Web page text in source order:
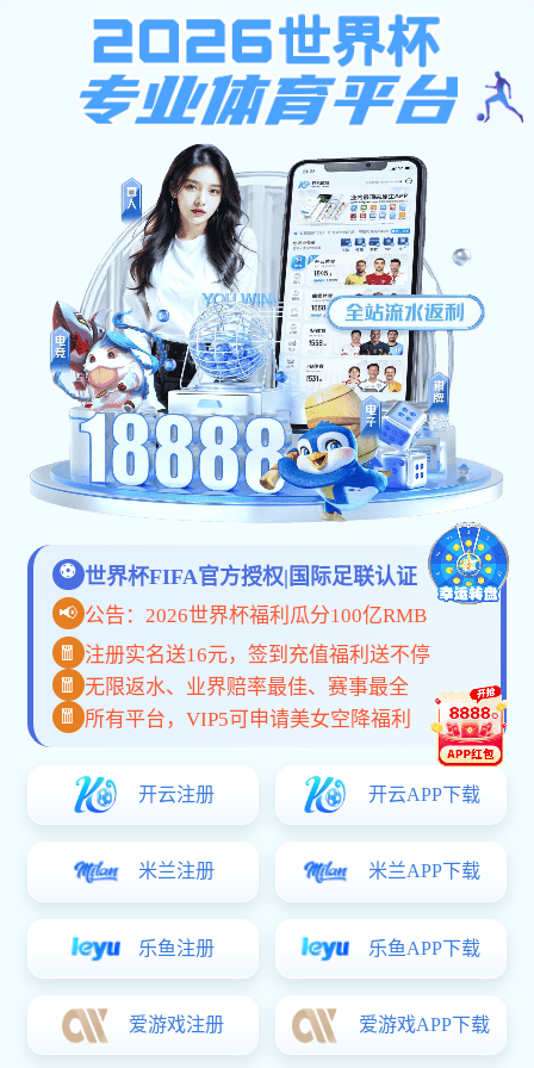
您当前的位置： 首页 >视频中心
饲料企业合作项目纪实 技术服务团队走访记录
保育料配方应用案例 教槽料工艺讲解视频
共1 6条
咨询热线